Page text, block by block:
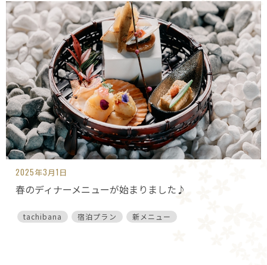
2025年3月1日
春のディナーメニューが始まりました♪
tachibana 宿泊プラン 新メニュー